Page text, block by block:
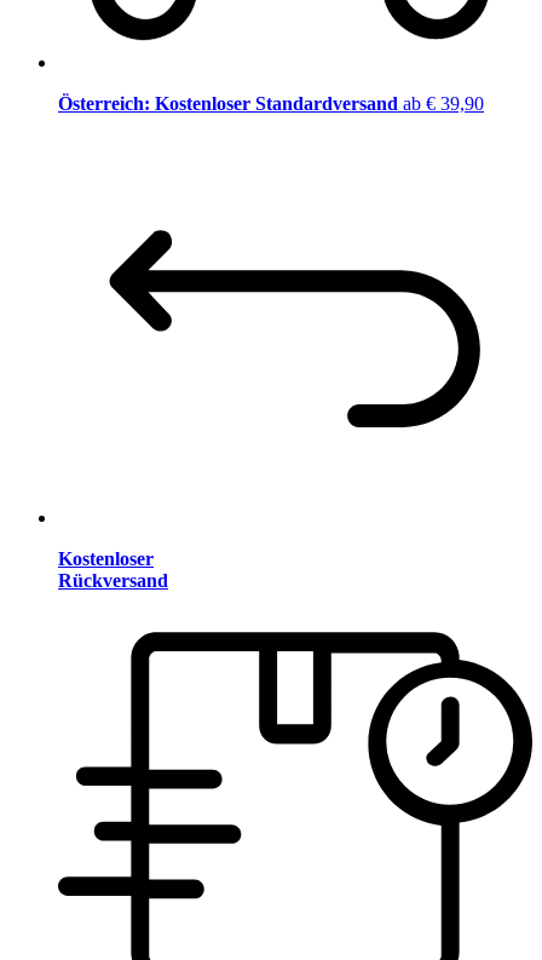
Österreich: Kostenloser Standardversand ab € 39,90
Kostenloser
Rückversand